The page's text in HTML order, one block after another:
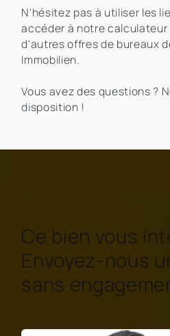
N'hésitez pas à utiliser les
accéder à notre calculateur
d'autres offres de bureaux
Immobilien.
Vous avez des questions ?
disposition !
Ce bien vous
Envoyez-nous
sans